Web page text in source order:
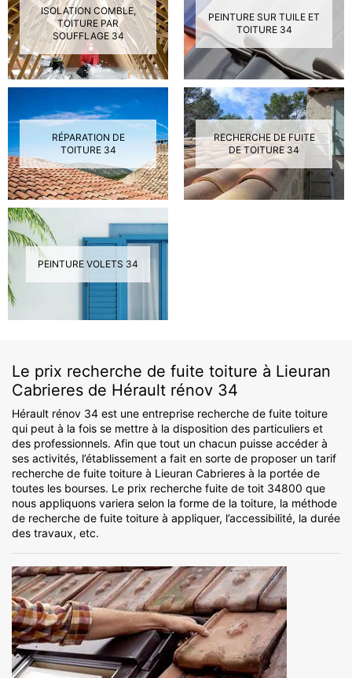
ISOLATION COMBLE,
TOITURE PAR
SOUFFLAGE 34
PEINTURE SUR TUILE ET
TOITURE 34
RÉPARATION DE
TOITURE 34
RECHERCHE DE FUITE
DE TOITURE 34
PEINTURE VOLETS 34
Le prix recherche de fuite toiture à Lieuran
Cabrieres de Hérault rénov 34
Hérault rénov 34 est une entreprise recherche de fuite toiture
qui peut à la fois se mettre à la disposition des particuliers et
des professionnels. Afin que tout un chacun puisse accéder à
ses activités, l’établissement a fait en sorte de proposer un tarif
recherche de fuite toiture à Lieuran Cabrieres à la portée de
toutes les bourses. Le prix recherche fuite de toit 34800 que
nous appliquons variera selon la forme de la toiture, la méthode
de recherche de fuite toiture à appliquer, l’accessibilité, la durée
des travaux, etc.